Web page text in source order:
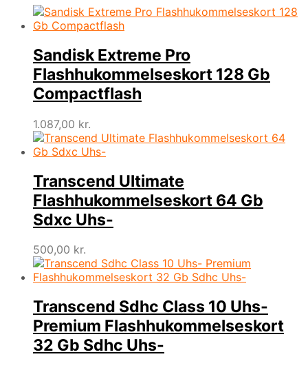
Sandisk Extreme Pro
Flashhukommelseskort 128 Gb
Compactflash
1.087,00 kr.
Transcend Ultimate
Flashhukommelseskort 64 Gb
Sdxc Uhs-
500,00 kr.
Transcend Sdhc Class 10 Uhs-
Premium Flashhukommelseskort
32 Gb Sdhc Uhs-